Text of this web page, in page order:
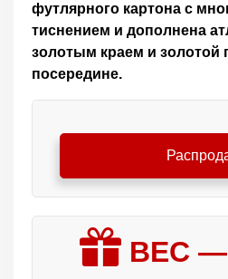
футлярного картона с
тиснением и дополнена
золотым краем и золотой
посередине.
ВЕС —